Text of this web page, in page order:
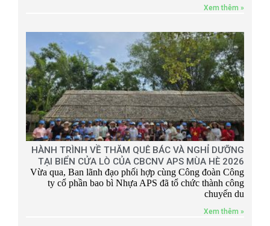
Xem thêm »
HÀNH TRÌNH VỀ THĂM QUÊ BÁC VÀ NGHỈ DƯỠNG
TẠI BIỂN CỬA LÒ CỦA CBCNV APS MÙA HÈ 2026
Vừa qua, Ban lãnh đạo phối hợp cùng Công đoàn Công
ty cổ phần bao bì Nhựa APS đã tổ chức thành công
chuyến du
Xem thêm »